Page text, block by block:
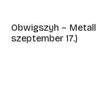
Obwigszyh –
szeptember 17.)